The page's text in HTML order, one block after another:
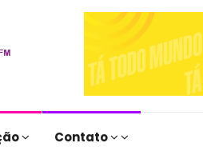
Contato